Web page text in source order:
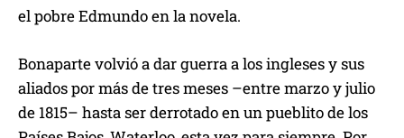
el pobre Edmundo en la novela.
Bonaparte volvió a dar guerra a los ingleses y sus
aliados por más de tres meses –entre marzo y julio
de 1815– hasta ser derrotado en un pueblito de los